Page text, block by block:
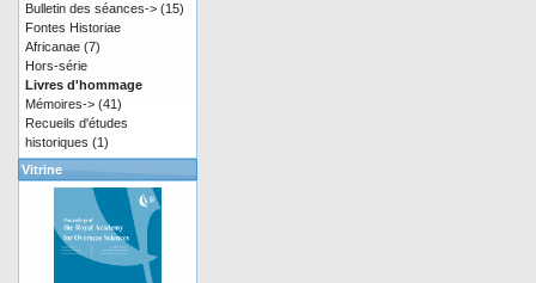
Bulletin des séances-> (15)
Fontes Historiae
Africanae (7)
Hors-série
Livres d'hommage
Mémoires-> (41)
Recueils d'études
historiques (1)
Vitrine